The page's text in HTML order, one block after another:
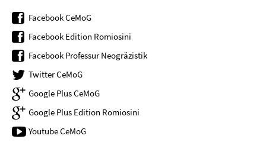
Facebook CeMoG
Facebook Edition Romiosini
Facebook Professur Neogräzistik
Twitter CeMoG
Google Plus CeMoG
Google Plus Edition Romiosini
Youtube CeMoG